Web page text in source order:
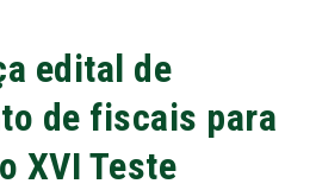
edital de
de fiscais para
XVI Teste